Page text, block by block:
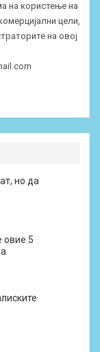
на користење на
цели,
на овој
но да
овие 5